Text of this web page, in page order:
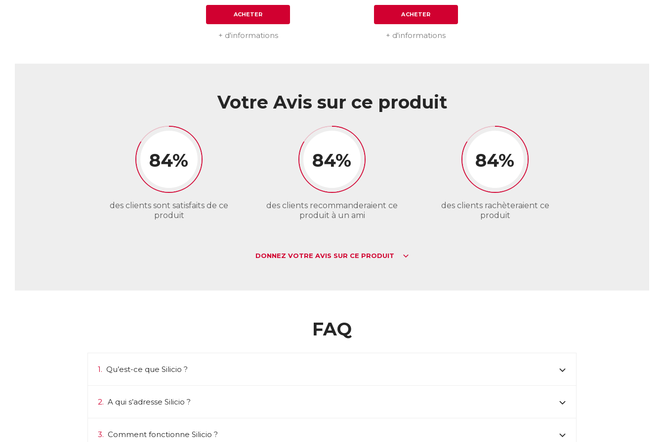
ACHETER
+ d'informations
ACHETER
+ d'informations
Votre Avis sur ce produit
84%
des clients sont satisfaits de ce
produit
84%
des clients recommanderaient ce
produit à un ami
84%
des clients rachèteraient ce
produit
DONNEZ VOTRE AVIS SUR CE PRODUIT
FAQ
1. Qu’est-ce que Silicio ?
2. A qui s’adresse Silicio ?
3. Comment fonctionne Silicio ?